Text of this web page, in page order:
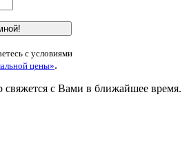
с условиями
цены».
с Вами в ближайшее время.